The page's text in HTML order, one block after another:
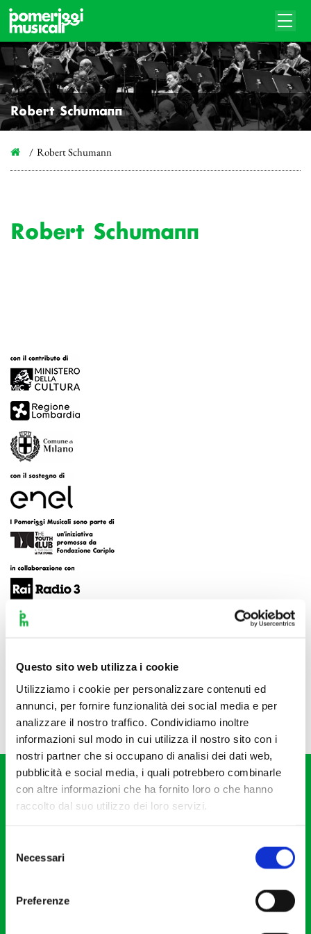
Questo sito web utilizza i cookie
Utilizziamo i cookie per personalizzare contenuti ed
annunci, per fornire funzionalità dei social media e per
analizzare il nostro traffico. Condividiamo inoltre
informazioni sul modo in cui utilizza il nostro sito con i
nostri partner che si occupano di analisi dei dati web,
pubblicità e social media, i quali potrebbero combinarle
con altre informazioni che ha fornito loro o che hanno
raccolto dal suo utilizzo dei loro servizi.
delNecessari
Preferenze
Robert Schumann
Robert Schumann
Robert Schumann
Fondazione I Pomeriggi Musicali
Partita Iva 04410060158